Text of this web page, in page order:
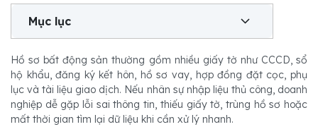
Mục lục
Hồ sơ bất động sản thường gồm nhiều giấy tờ như CCCD, sổ
hộ khẩu, đăng ký kết hôn, hồ sơ vay, hợp đồng đặt cọc, phụ
lục và tài liệu giao dịch. Nếu nhân sự nhập liệu thủ công, doanh
nghiệp dễ gặp lỗi sai thông tin, thiếu giấy tờ, trùng hồ sơ hoặc
mất thời gian tìm lại dữ liệu khi cần xử lý nhanh.